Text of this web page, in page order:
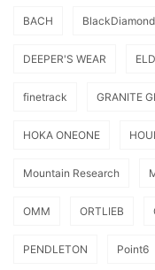
BACH BlackDiamond
DEEPER'S WEAR
finetrack GRANITE
HOKA ONEONE
Mountain Research
OMM ORTLIEB
PENDLETON Point6